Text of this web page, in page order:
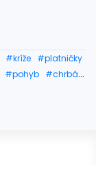
#kríže #platničky
#pohyb #chrbát